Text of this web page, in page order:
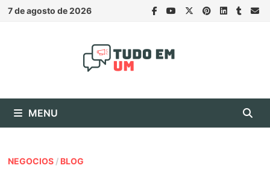
Skip
7 de agosto de 2026
MENU
NEGOCIOS/ BLOG